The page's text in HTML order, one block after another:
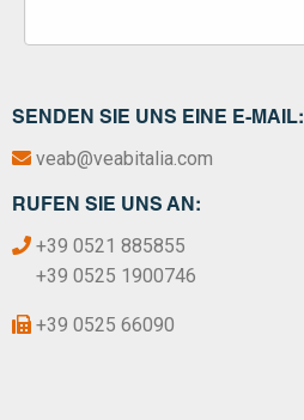
SENDEN SIE UNS EINE E-MAIL:
veab@veabitalia.com
RUFEN SIE UNS AN:
+39 0521 885855
+39 0525 1900746
+39 0525 66090